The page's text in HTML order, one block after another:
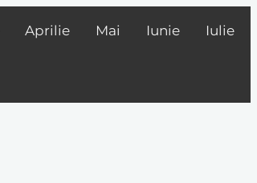
Aprilie Mai Iunie Iulie